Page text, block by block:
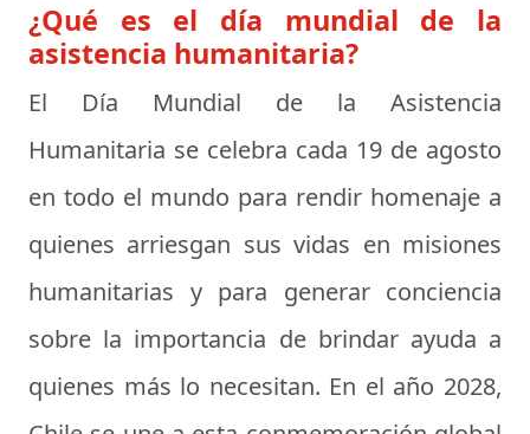
¿Qué es el día mundial de la
asistencia humanitaria?
El Día Mundial de la Asistencia
Humanitaria se celebra cada 19 de agosto
en todo el mundo para rendir homenaje a
quienes arriesgan sus vidas en misiones
humanitarias y para generar conciencia
sobre la importancia de brindar ayuda a
quienes más lo necesitan. En el año 2028,